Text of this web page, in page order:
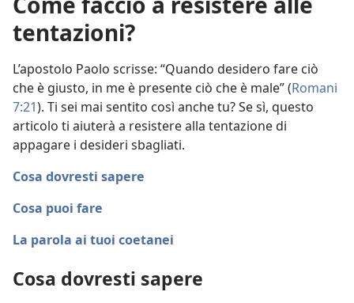
tentazioni?
L’apostolo Paolo scrisse: “Quando desidero fare ciò
che è giusto, in me è presente ciò che è male” (Romani
7:21). Ti sei mai sentito così anche tu? Se sì, questo
articolo ti aiuterà a resistere alla tentazione di
appagare i desideri sbagliati.
Cosa dovresti sapere
Cosa puoi fare
La parola ai tuoi coetanei
Cosa dovresti sapere